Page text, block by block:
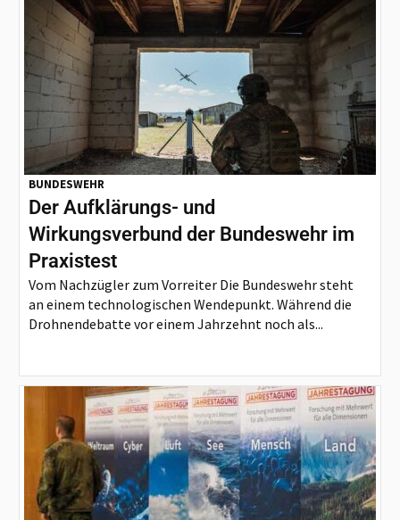
BUNDESWEHR
Der Aufklärungs- und
Wirkungsverbund der Bundeswehr im
Praxistest
Vom Nachzügler zum Vorreiter Die Bundeswehr steht
an einem technologischen Wendepunkt. Während die
Drohnendebatte vor einem Jahrzehnt noch als...